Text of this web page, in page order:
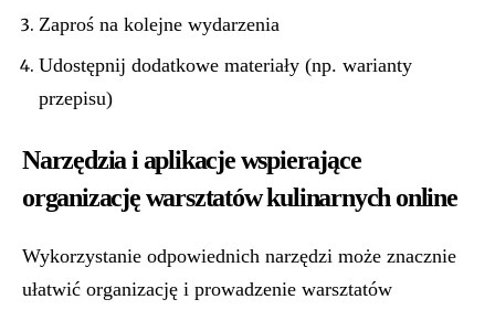
Zaproś na kolejne wydarzenia
Udostępnij dodatkowe materiały (np. warianty
przepisu)
Narzędzia i aplikacje wspierające
organizację warsztatów kulinarnych online
Wykorzystanie odpowiednich narzędzi może znacznie
ułatwić organizację i prowadzenie warsztatów